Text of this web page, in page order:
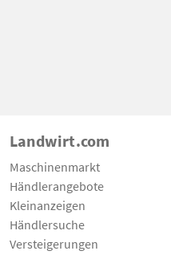
Landwirt.com
Maschinenmarkt
Händlerangebote
Kleinanzeigen
Händlersuche
Versteigerungen